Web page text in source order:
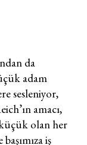
da
adam
sesleniyor,
amacı,
olan her
iş